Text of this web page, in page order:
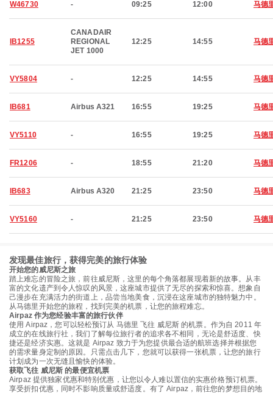
W46730 - 09:25 12:00 马德
IB1255
CANADAIR
REGIONAL
JET 1000
12:25 14:55 马德
VY5804 - 12:25 14:55 马德
IB681 Airbus A321 16:55 19:25 马德
VY5110 - 16:55 19:25 马德
FR1206 - 18:55 21:20 马德
IB683 Airbus A320 21:25 23:50 马德
VY5160 - 21:25 23:50 马德
发现最佳旅行，获得完美的旅行体验
开始您的威尼斯之旅
踏上难忘的冒险之旅，前往威尼斯，这里的每个角落都展现着新的故事。从丰
富的文化遗产到令人惊叹的风景，这座城市提供了无尽的探索和惊喜。想象自
己漫步在充满活力的街道上，品尝当地美食，沉浸在这座城市的独特魅力中。
从马德里开始您的旅程，找到完美的机票，让您的旅程难忘。
Airpaz 作为您经验丰富的旅行伙伴
使用 Airpaz，您可以轻松预订从 马德里 飞往 威尼斯 的机票。作为自 2011 年
成立的在线旅行社，我们了解每位旅行者的追求各不相同，无论是舒适度、快
捷还是经济实惠。这就是 Airpaz 致力于为您提供最合适的航班选择并根据您
的需求量身定制的原因。只需点击几下，您就可以获得一张机票，让您的旅行
计划成为一次无缝且愉快的体验。
获取飞往 威尼斯 的最便宜机票
Airpaz 提供独家优惠和特别优惠，让您以令人难以置信的实惠价格预订机票。
享受折扣优惠，同时不影响质量或舒适度。有了 Airpaz，前往您的梦想目的地